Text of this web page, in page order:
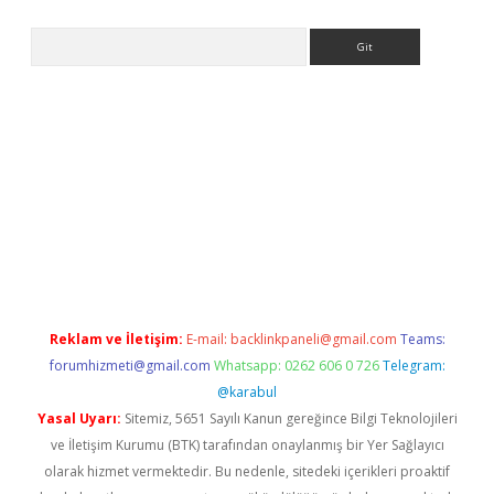
Reklam ve İletişim: E-mail: backlinkpaneli@gmail.com Teams:
forumhizmeti@gmail.com Whatsapp: 0262 606 0 726 Telegram:
@karabul
Yasal Uyarı: Sitemiz, 5651 Sayılı Kanun gereğince Bilgi Teknolojileri
ve İletişim Kurumu (BTK) tarafından onaylanmış bir Yer Sağlayıcı
olarak hizmet vermektedir. Bu nedenle, sitedeki içerikleri proaktif